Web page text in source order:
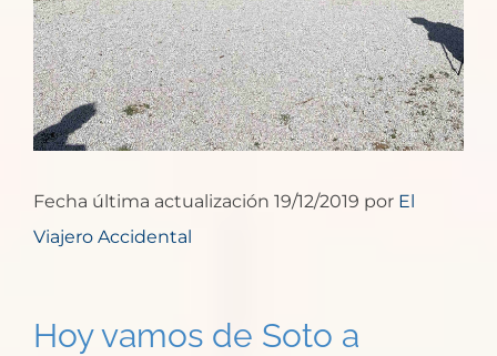
Fecha última actualización 19/12/2019 por El
Viajero Accidental
Hoy vamos de Soto a